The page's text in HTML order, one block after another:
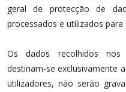
geral de protecção de
processados e utilizados
Os dados recolhidos
destinam-se exclusivamente
utilizadores, não serão